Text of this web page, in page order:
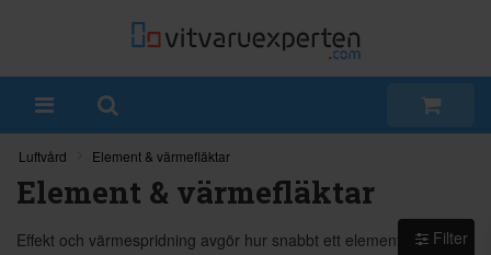
Luftvård Element & värmefläktar
Element & värmefläktar
Effekt och värmespridning avgör hur snabbt ett element eller en
Filter